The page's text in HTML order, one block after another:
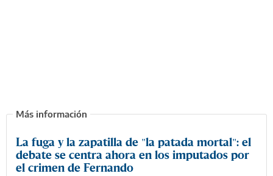
La fuga y la zapatilla de "la patada mortal": el
debate se centra ahora en los imputados por
el crimen de Fernando